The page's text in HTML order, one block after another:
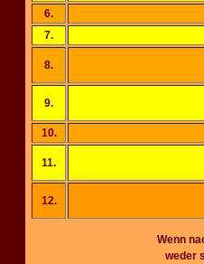
6.
7.
8.
9.
10.
11.
12.
Wenn
weder